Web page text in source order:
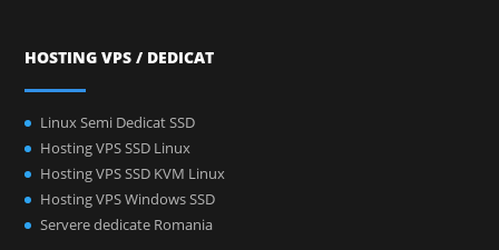
HOSTING VPS / DEDICAT
Linux Semi Dedicat SSD
Hosting VPS SSD Linux
Hosting VPS SSD KVM Linux
Hosting VPS Windows SSD
Servere dedicate Romania